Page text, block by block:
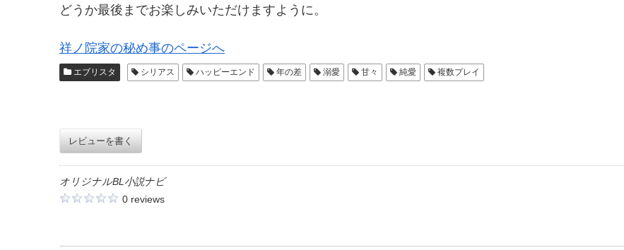
どうか最後までお楽しみいただけますように。
祥ノ院家の秘め事のページへ
エブリスタ シリアス ハッピーエンド 年の差 溺愛 甘々 純愛 複数プレイ
レビューを書く
オリジナルBL小説ナビ
0 reviews